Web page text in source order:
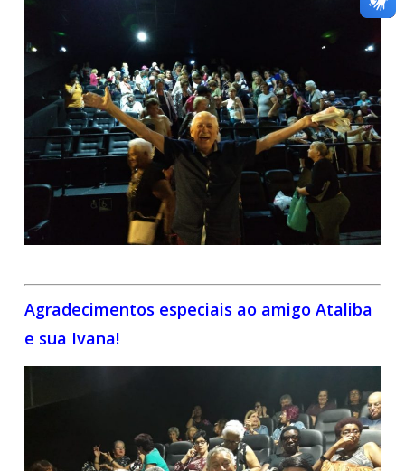
Agradecimentos especiais ao amigo Ataliba
e sua Ivana!